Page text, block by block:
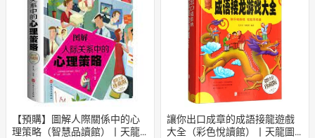
日本購物 電子/紙本書
HOT
【預購】圖解人際關係中的心
理策略（智慧品讀館）丨天龍
讓你出口成章的成語接龍遊戲
大全（彩色悅讀館）丨天龍圖